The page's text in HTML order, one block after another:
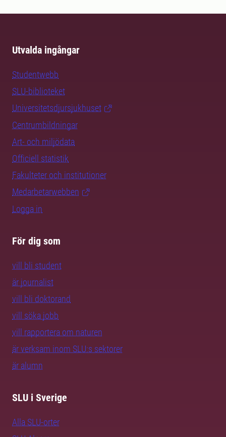
Utvalda ingångar
Studentwebb
SLU-biblioteket
Universitetsdjursjukhuset
Centrumbildningar
Art- och miljödata
Officiell statistik
Fakulteter och institutioner
Medarbetarwebben
Logga in
För dig som
vill bli student
är journalist
vill bli doktorand
vill söka jobb
vill rapportera om naturen
är verksam inom SLU:s sektorer
är alumn
SLU i Sverige
Alla SLU-orter